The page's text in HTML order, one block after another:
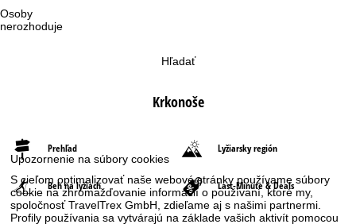
Upozornenie na súbory cookies
S cieľom optimalizovať naše webové stránky používame súbory
cookie na zhromažďovanie informácií o používaní, ktoré my,
spoločnosť TravelTrex GmbH, zdieľame aj s našimi partnermi.
Profily používania sa vytvárajú na základe vašich aktivít pomocou
Osoby
nerozhoduje
Hľadať
Krkonoše
Prehľad Lyžiarsky región
Beh na lyžiach Last-Minute & Deals